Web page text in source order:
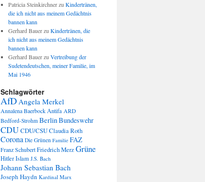
Patricia Steinkirchnerzu Kindertränen,
die ich nicht aus meinem Gedächtnis
bannen kann
Gerhard Bauerzu Kindertränen, die
ich nicht aus meinem Gedächtnis
bannen kann
Gerhard Bauerzu Vertreibung der
Sudetendeutschen, meiner Familie, im
Mai 1946
Schlagwörter
AfDAngela Merkel
Annalena BaerbockAntifa ARD
Bedford-Strohm BerlinBundeswehr
CDUCDU/CSUClaudia Roth
Corona Die Grünen Familie FAZ
Franz SchubertFriedrich MerzGrüne
HitlerIslam J.S. Bach
Johann Sebastian Bach
Joseph Haydn Kardinal Marx